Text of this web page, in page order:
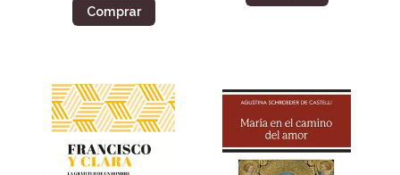
Comprar